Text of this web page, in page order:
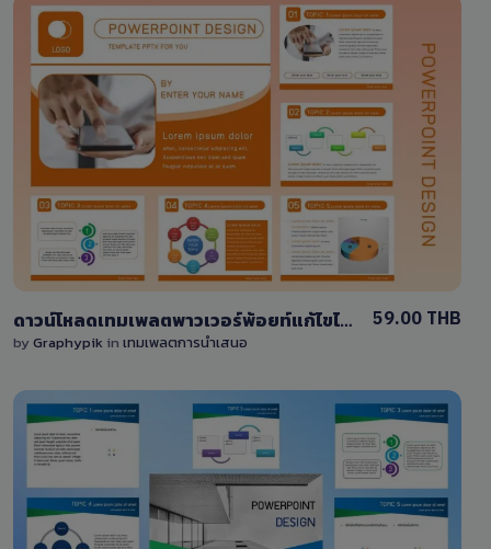
View Details
3 Sales
ดาวน์โหลดเทมเพลตพาวเวอร์พ้อยท์แก้ไขได้ โทนสีส้ม 9 สไลด์ / PPTX
by Graphypik in เทมเพลตการนำเสนอ
59.00 THB
View Details